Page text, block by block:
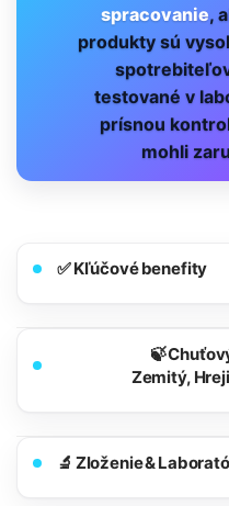
spracovanie,
produkty sú
testované v
prísnou
mohli
✅ Kľúčové benefity
🍃
Zemitý,
🔬 Zloženie &